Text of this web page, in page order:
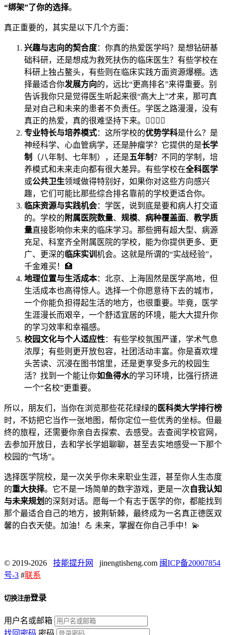
“绑架”了你的选择。
真正重要的，其实是以下几个方面：
兴趣与志向的契合度：你真的热爱医学吗？是想钻研基
础科研，还是想成为救死扶伤的临床医生？有些学校在
科研上独占鳌头，有些则在临床实践方面资源爆棚。选
择最适合你发展方向的，远比“更高排名”来得重要。别
告诉我你只是觉得医生听起来很“高大上”才来，那可真
是对自己和未来的患者不负责任。学医之路漫漫，没有
真正的热爱，真的很难坚持下来。👩‍⚕️👨‍⚕️
专业特长与培养模式：这所学校的优势学科是什么？是
神经科学、心血管病学，还是肿瘤学？它提供的是长学
制
（八年制、七年制），还是五年制？不同的学制，培
养模式和未来走向都有很大差异。有些学校在全科医学
或公共卫生领域做得特别好，如果你对这些方向感兴
趣，它们可能比那些综合排名靠前的学校更适合你。
临床资源与实践机会：学医，说到底是要和病人打交道
的。学校的 附属医院数量、 规模、 病种覆盖面、 教学质
量直接影响你未来的临床学习。那些拥有超大型、病源
充足、科室齐全附属医院的学校，能为你提供更多、更
广、更深的 临床实训 机会。这就是所谓的“实战经验”，
千金难买！🏥
地理位置与生活成本：北京、上海固然是医学高地，但
生活成本也高得惊人。选择一个你愿意待下去的城市，
一个你能负担得起生活的地方，也很重要。毕竟，医学
生涯漫长而艰辛，一个舒适宜居的环境，能大大提升你
的学习效率和幸福感。
校园文化与个人适应性：有些学校氛围严谨，学术气息
浓厚；有些则更开放包容，社团活动丰富。你是喜欢埋
头苦读、沉浸在图书馆里，还是更享受多元的校园生
活？找到一个能让你如鱼得水的学习环境，比强行挤进
一个“名校”更重要。
所以，朋友们，当你在浏览那些花花绿绿的 医科类大学排行榜
时，不妨把它当作一张地图，帮你定位一些优秀的坐标。但最
终的旅程，还需要你亲自去探索、去感受。去查阅学校官网，
去参加开放日，去和学长学姐聊聊，甚至去实地感受一下那个
校园的“气场”。
选择医学院校，是一次关乎你未来职业生涯，甚至你人生态度
的重大抉择。它不是一场简单的数字游戏，更是一次 自我认知
与未来规划 的深刻对话。愿每一个有志于医学的你，都能找到
那个最适合自己的地方，披荆斩棘，最终成为一名真正德医双
馨的白衣天使。加油！💪 未来，掌握在你自己手中！💫
© 2019-2026 技能提升网 jinengtisheng.com 闽ICP备20007854
号-3 #联系
切换注册登录
用户名或邮箱